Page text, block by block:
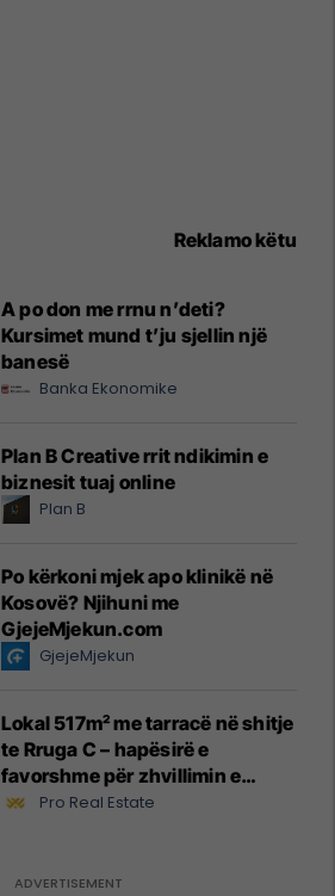
Reklamo këtu
A po don me rrnu n’deti?
Kursimet mund t’ju sjellin një
banesë
Banka Ekonomike
Plan B Creative rrit ndikimin e
biznesit tuaj online
Plan B
Po kërkoni mjek apo klinikë në
Kosovë? Njihuni me
GjejeMjekun.com
GjejeMjekun
Lokal 517m² me tarracë në shitje
te Rruga C – hapësirë e
favorshme për zhvillimin e
biznesit #15796
Pro Real Estate